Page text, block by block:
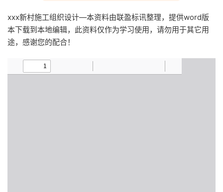
xxx新村施工组织设计—本资料由联盈标讯整理，提供word版
本下载到本地编辑，此资料仅作为学习使用，请勿用于其它用
途，感谢您的配合！